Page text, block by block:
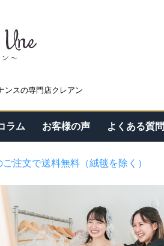
ンスの専門店クレアン
ラム お客様の声 よくある質問
注文で送料無料（絨毯を除く）